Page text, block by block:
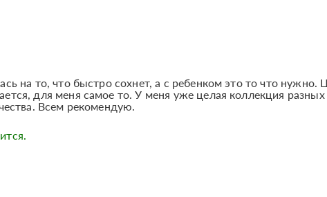
на то, что быстро сохнет, а с ребенком это то что нужно.
для меня самое то. У меня уже целая коллекция разных
Всем рекомендую.